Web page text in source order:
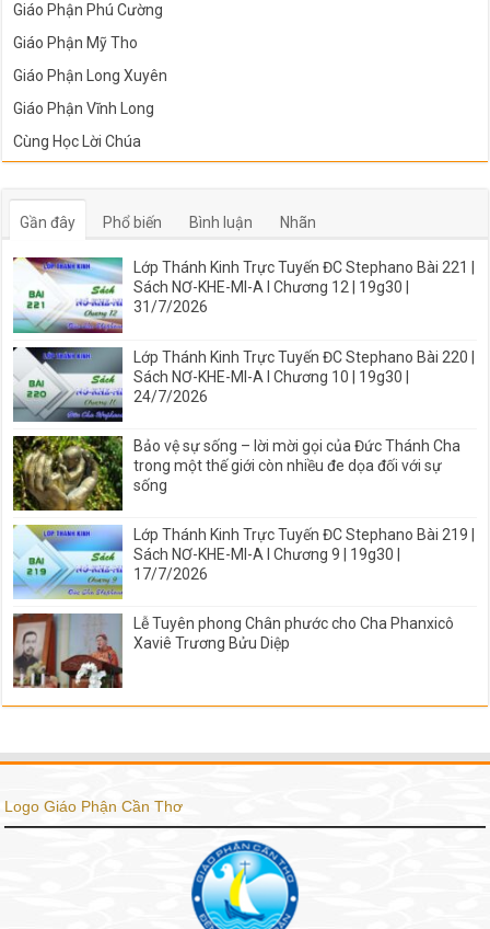
Giáo Phận Phú Cường
Giáo Phận Mỹ Tho
Giáo Phận Long Xuyên
Giáo Phận Vĩnh Long
Cùng Học Lời Chúa
Gần đây Phổ biến Bình luận Nhãn
Lớp Thánh Kinh Trực Tuyến ĐC Stephano Bài 221 |
Sách NƠ-KHE-MI-A I Chương 12 | 19g30 |
31/7/2026
Lớp Thánh Kinh Trực Tuyến ĐC Stephano Bài 220 |
Sách NƠ-KHE-MI-A I Chương 10 | 19g30 |
24/7/2026
Bảo vệ sự sống – lời mời gọi của Đức Thánh Cha
trong một thế giới còn nhiều đe dọa đối với sự
sống
Lớp Thánh Kinh Trực Tuyến ĐC Stephano Bài 219 |
Sách NƠ-KHE-MI-A I Chương 9 | 19g30 |
17/7/2026
Lễ Tuyên phong Chân phước cho Cha Phanxicô
Xaviê Trương Bửu Diệp
Logo Giáo Phận Cần Thơ